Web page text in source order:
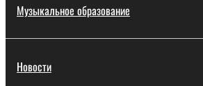
Музыкальное образование
Новости